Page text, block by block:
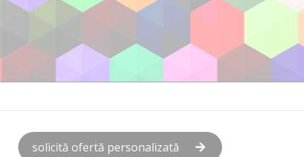
solicită ofertă personalizată